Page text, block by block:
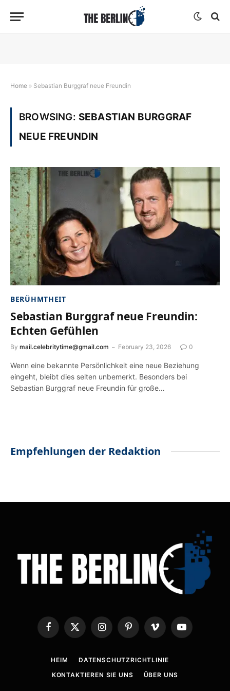
Home » Sebastian Burggraf neue Freundin
BROWSING: SEBASTIAN BURGGRAF
NEUE FREUNDIN
BERÜHMTHEIT
Sebastian Burggraf neue Freundin:
Echten Gefühlen
By mail.celebritytime@gmail.com February 23, 2026 0
Wenn eine bekannte Persönlichkeit eine neue Beziehung
eingeht, bleibt dies selten unbemerkt. Besonders bei
Sebastian Burggraf neue Freundin für große…
Empfehlungen der Redaktion
Facebook
X
InstagramPinterestVimeo YouTube
HEIM
DATENSCHUTZRICHTLINIE
KONTAKTIEREN SIE UNS
ÜBER UNS